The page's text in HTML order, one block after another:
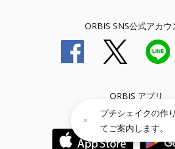
ORBIS SNS公式アカウ
ORBIS アプリ
お買い物をもっと楽しく、
プチシェイクの作
てご案内します。